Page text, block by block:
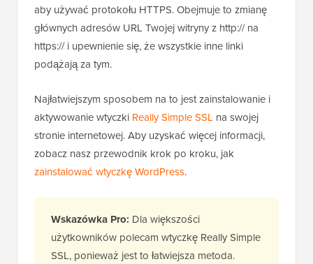
aby używać protokołu HTTPS. Obejmuje to zmianę
głównych adresów URL Twojej witryny z http:// na
https:// i upewnienie się, że wszystkie inne linki
podążają za tym.
Najłatwiejszym sposobem na to jest zainstalowanie i
aktywowanie wtyczki Really Simple SSL na swojej
stronie internetowej. Aby uzyskać więcej informacji,
zobacz nasz przewodnik krok po kroku, jak
zainstalować wtyczkę WordPress.
Wskazówka Pro: Dla większości
użytkowników polecam wtyczkę Really Simple
SSL, ponieważ jest to łatwiejsza metoda.